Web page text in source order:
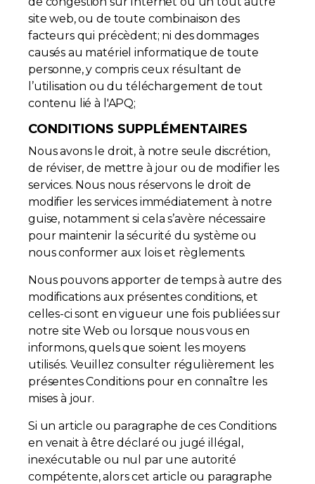
site web, ou de toute combinaison des
facteurs qui précèdent; ni des dommages
causés au matériel informatique de toute
personne, y compris ceux résultant de
l’utilisation ou du téléchargement de tout
contenu lié à l'APQ;
CONDITIONS SUPPLÉMENTAIRES
Nous avons le droit, à notre seule discrétion,
de réviser, de mettre à jour ou de modifier les
services. Nous nous réservons le droit de
modifier les services immédiatement à notre
guise, notamment si cela s’avère nécessaire
pour maintenir la sécurité du système ou
nous conformer aux lois et règlements.
Nous pouvons apporter de temps à autre des
modifications aux présentes conditions, et
celles-ci sont en vigueur une fois publiées sur
notre site Web ou lorsque nous vous en
informons, quels que soient les moyens
utilisés. Veuillez consulter régulièrement les
présentes Conditions pour en connaître les
mises à jour.
Si un article ou paragraphe de ces Conditions
en venait à être déclaré ou jugé illégal,
inexécutable ou nul par une autorité
compétente, alors cet article ou paragraphe